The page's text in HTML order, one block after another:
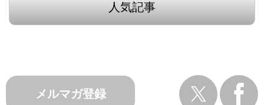
人気記事
メルマガ登録